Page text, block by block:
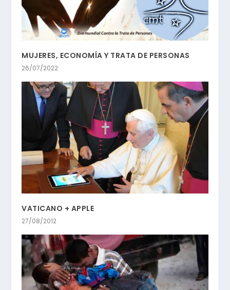
MUJERES, ECONOMÍA Y TRATA DE PERSONAS
26/07/2022
VATICANO + APPLE
27/08/2012